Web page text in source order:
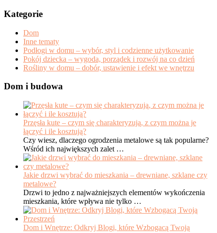
Kategorie
Dom
Inne tematy
Podłogi w domu – wybór, styl i codzienne użytkowanie
Pokój dziecka – wygoda, porządek i rozwój na co dzień
Rośliny w domu – dobór, ustawienie i efekt we wnętrzu
Dom i budowa
Przęsła kute – czym się charakteryzują, z czym można je
łączyć i ile kosztują?
Czy wiesz, dlaczego ogrodzenia metalowe są tak popularne?
Wśród ich największych zalet …
Jakie drzwi wybrać do mieszkania – drewniane, szklane czy
metalowe?
Drzwi to jedno z najważniejszych elementów wykończenia
mieszkania, które wpływa nie tylko …
Dom i Wnętrze: Odkryj Blogi, które Wzbogacą Twoją